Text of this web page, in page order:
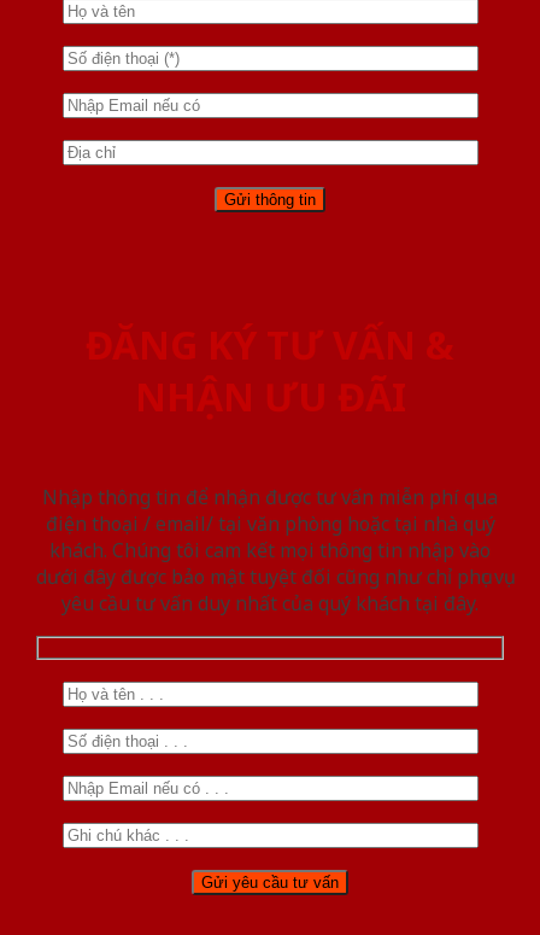
ĐĂNG KÝ TƯ VẤN &
NHẬN ƯU ĐÃI
Nhập thông tin để nhận được tư vấn miễn phí qua
điện thoại / email/ tại văn phòng hoặc tại nhà quý
khách. Chúng tôi cam kết mọi thông tin nhập vào
dưới đây được bảo mật tuyệt đối cũng như chỉ phục vụ
yêu cầu tư vấn duy nhất của quý khách tại đây.